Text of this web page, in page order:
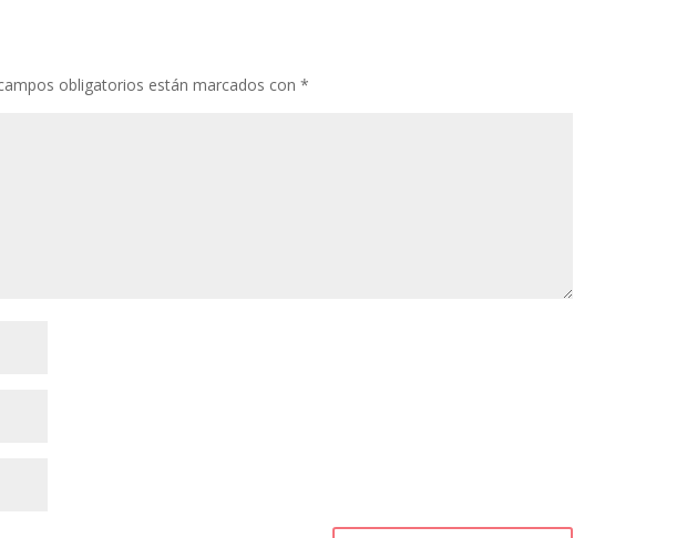
obligatorios están marcados con *